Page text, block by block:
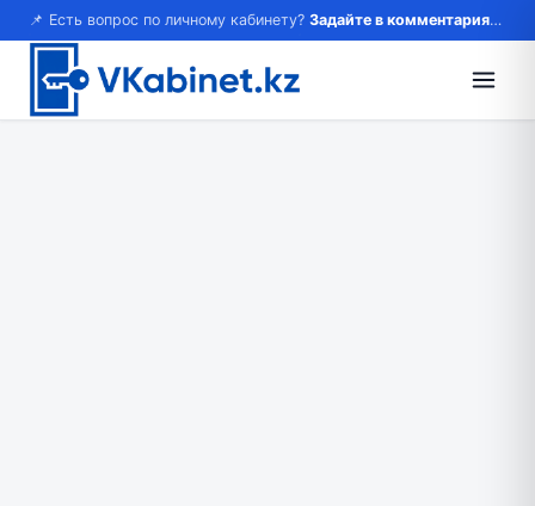
📌 Есть вопрос по личному кабинету? Задайте в комментариях — ответим!